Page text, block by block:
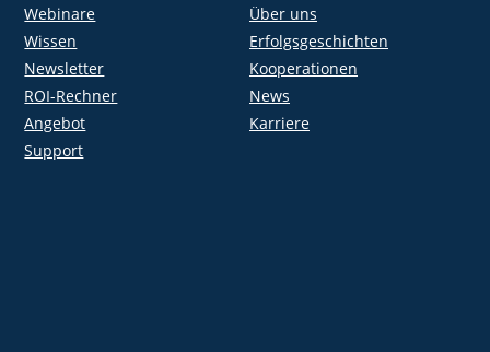
Webinare
Wissen
Newsletter
ROI-Rechner
Angebot
Support
Über uns
Erfolgsgeschichten
Kooperationen
News
Karriere